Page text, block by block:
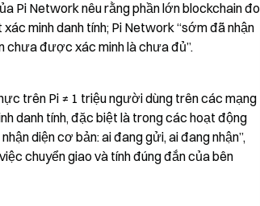
Pi Network nêu rằng phần lớn blockchain đo
minh danh tính; Pi Network “sớm đã nhận
chưa được xác minh là chưa đủ”.
trên Pi ≠ 1 triệu người dùng trên các mạng
danh tính, đặc biệt là trong các hoạt động
diện cơ bản: ai đang gửi, ai đang nhận”,
chuyển giao và tính đúng đắn của bên